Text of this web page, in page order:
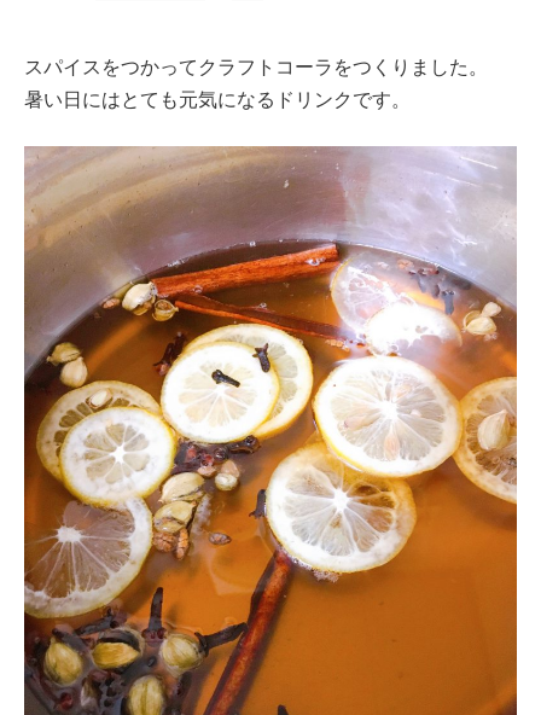
スパイスをつかってクラフトコーラをつくりました。
暑い日にはとても元気になるドリンクです。